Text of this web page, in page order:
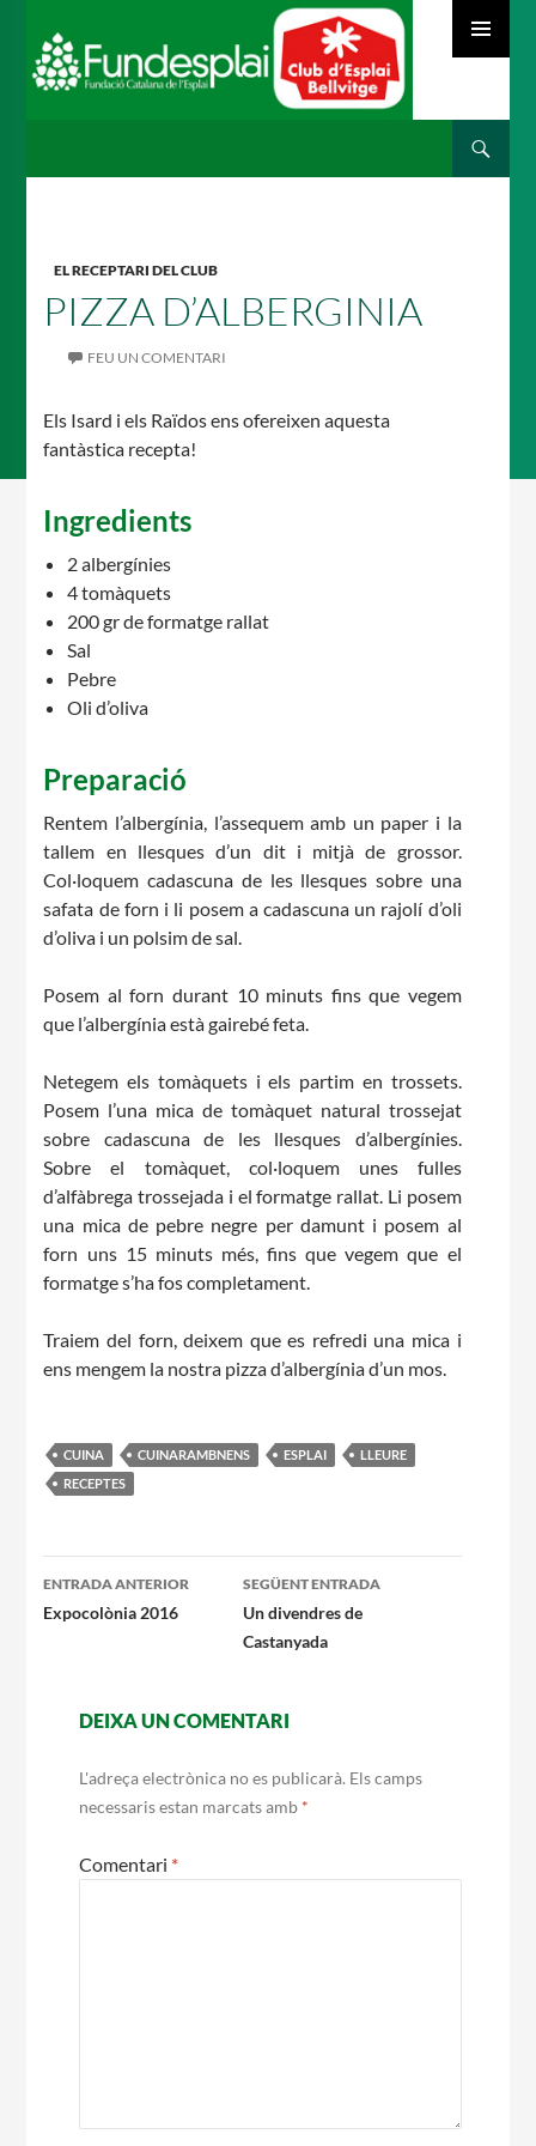
EL RECEPTARI DEL CLUB
PIZZA D’ALBERGINIA
FEU UN COMENTARI
Els Isard i els Raïdos ens ofereixen aquesta
fantàstica recepta!
Ingredients
2 albergínies
4 tomàquets
200 gr de formatge rallat
Sal
Pebre
Oli d’oliva
Preparació
Rentem l’albergínia, l’assequem amb un paper i la
tallem en llesques d’un dit i mitjà de grossor.
Col·loquem cadascuna de les llesques sobre una
safata de forn i li posem a cadascuna un rajolí d’oli
d’oliva i un polsim de sal.
Posem al forn durant 10 minuts fins que vegem
que l’albergínia està gairebé feta.
Netegem els tomàquets i els partim en trossets.
Posem l’una mica de tomàquet natural trossejat
sobre cadascuna de les llesques d’albergínies.
Sobre el tomàquet, col·loquem unes fulles
d’alfàbrega trossejada i el formatge rallat. Li posem
una mica de pebre negre per damunt i posem al
forn uns 15 minuts més, fins que vegem que el
formatge s’ha fos completament.
Traiem del forn, deixem que es refredi una mica i
ens mengem la nostra pizza d’albergínia d’un mos.
CUINA CUINARAMBNENS ESPLAI
LLEURE
RECEPTES
Navegació
per
ENTRADA ANTERIOR
Expocolònia 2016
SEGÜENT ENTRADA
Un divendres de
Castanyada
DEIXA UN COMENTARI
L'adreça electrònica no es publicarà. Els camps
necessaris estan marcats amb *
Comentari *
MÓN ESCOLAR
ALBERG CENTRE ESPLAI
CASES DE COLÒNIES
ACCIÓ SOCIAL I JOVES
ESPLAIS
SUPORT TERCER SECTOR
CONEIX FUNDESPLAI
L'equip
Els comptes clars
Memòria d'activitats
ACTUALITAT
Butlletins
Fundesplai als mitjans